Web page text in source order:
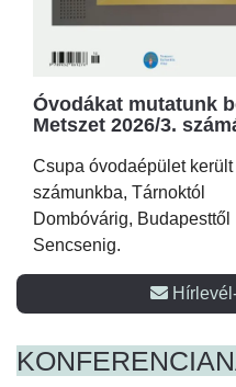
Óvodákat mutatunk
Metszet 2026/3.
Csupa óvodaépület került
számunkba, Tárnoktól
Dombóvárig, Budapesttől
Sencsenig.
KONFERENCIA